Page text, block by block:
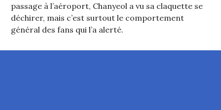
passage à l’aéroport, Chanyeol a vu sa claquette se
déchirer, mais c’est surtout le comportement
général des fans qui l’a alerté.